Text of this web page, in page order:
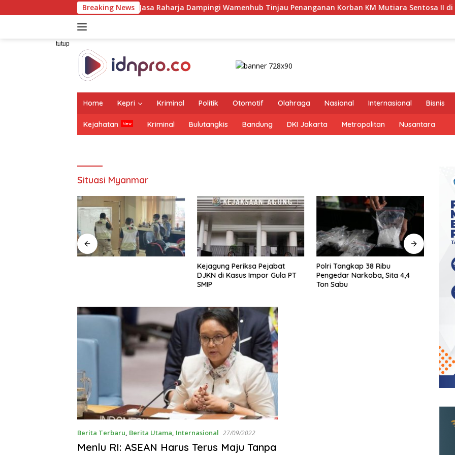
ke
Breaking News
Dirut Jasa Raharja Dampingi Wamenhub Tinjau Penanganan Korban KM Mutiara Sentosa II di RS PHC Surabaya
tutup
Home Kepri Kriminal Politik Otomotif Olahraga Nasional Internasional Bisnis
Kejahatan Kriminal Bulutangkis Bandung DKI Jakarta Metropolitan Nusantara
Situasi Myanmar
Kejagung Periksa Pejabat
DJKN di Kasus Impor Gula PT
SMIP
Polri Tangkap 38 Ribu
Pengedar Narkoba, Sita 4,4
Ton Sabu
Berita Terbaru, Berita Utama, Internasional 27/09/2022
Menlu RI: ASEAN Harus Terus Maju Tanpa